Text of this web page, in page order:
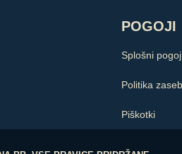
POGOJI
Splošni
Politika
Piškotki